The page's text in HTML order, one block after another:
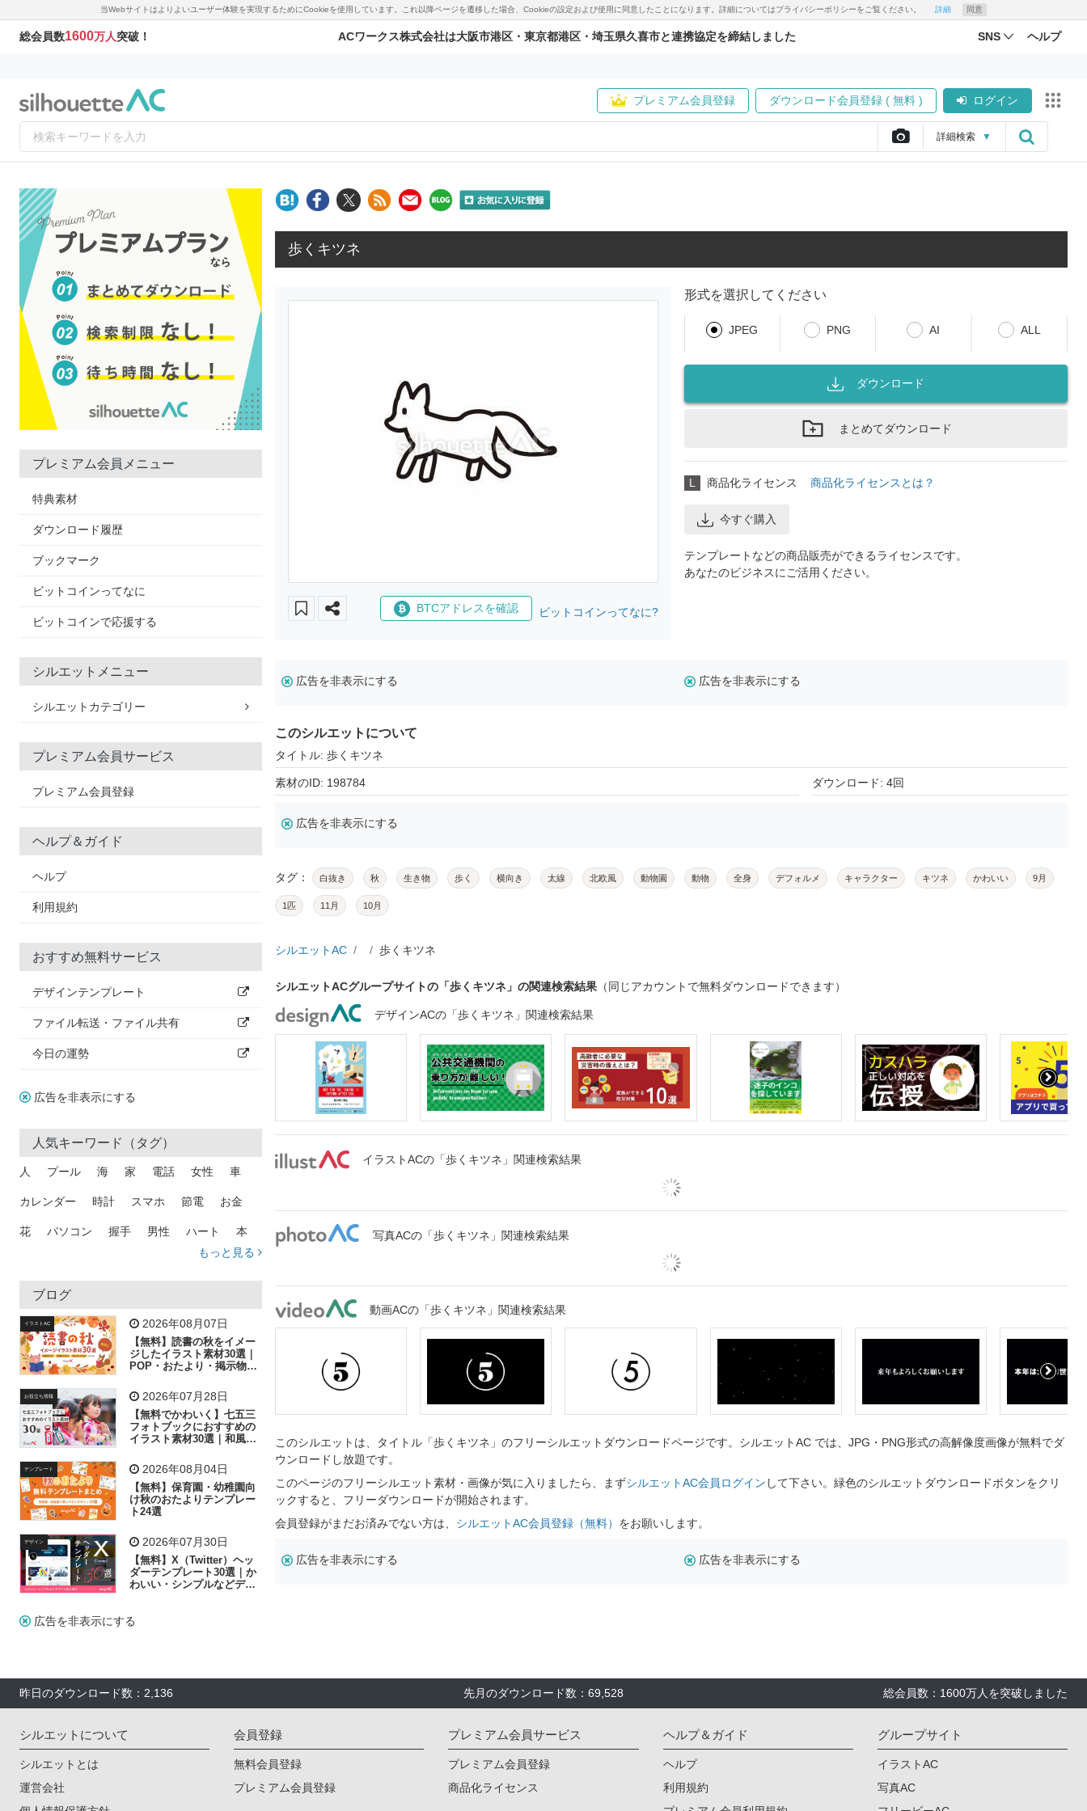
当Webサイトはよりよいユーザー体験を実現するためにCookieを使用しています。これ以降ページを遷移した場合、Cookieの設定および使用に同意したことになります。詳細についてはプライバシーポリシーをご覧ください。 詳細 同意
総会員数1600万人突破！ ACワークス株式会社は大阪市港区・東京都港区・埼玉県久喜市と連携協定を締結しました SNS ヘルプ
プレミアム会員登録 ダウンロード会員登録 ( 無料 ) ログイン
詳細検索 ▼
プレミアム会員メニュー
特典素材
ダウンロード履歴
ブックマーク
ビットコインってなに
ビットコインで応援する
シルエットメニュー
シルエットカテゴリー
プレミアム会員サービス
プレミアム会員登録
ヘルプ＆ガイド
ヘルプ
利用規約
おすすめ無料サービス
デザインテンプレート
ファイル転送・ファイル共有
今日の運勢
広告を非表示にする
人気キーワード（タグ）
人 プール 海 家 電話 女性 車
カレンダー 時計 スマホ 節電 お金
花 パソコン 握手 男性 ハート 本
トラック 木
吹き出し
飛行機 グラフ ビル 魚 家族 書類
歩く 工場 会社 太陽 キラキラ
子供 作業員 葉 相談 ピクトグラム
もっと見る
ブログ
イラストAC 2026年08月07日
【無料】読書の秋をイメー
ジしたイラスト素材30選｜
POP・おたより・掲示物に
お役立ち情報 2026年07月28日
【無料でかわいく】七五三
フォトブックにおすすめの
イラスト素材30選｜和風の
テンプレート 2026年08月04日
【無料】保育園・幼稚園向
け秋のおたよりテンプレー
ト24選
デザイン 2026年07月30日
【無料】X（Twitter）ヘッ
ダーテンプレート30選｜か
わいい・シンプルなどデザ
広告を非表示にする
歩くキツネ
BTCアドレスを確認 ビットコインってなに?
形式を選択してください
JPEG PNG AI ALL
ダウンロード
まとめてダウンロード
L 商品化ライセンス 商品化ライセンスとは？
今すぐ購入
テンプレートなどの商品販売ができるライセンスです。
あなたのビジネスにご活用ください。
広告を非表示にする 広告を非表示にする
このシルエットについて
タイトル: 歩くキツネ
素材のID: 198784 ダウンロード: 4回
広告を非表示にする
タグ： 白抜き 秋 生き物 歩く 横向き 太線 北欧風 動物園 動物 全身 デフォルメ キャラクター キツネ かわいい 9月
1匹 11月 10月
シルエットAC 歩くキツネ
シルエットACグループサイトの「歩くキツネ」の関連検索結果 （同じアカウントで無料ダウンロードできます）
デザインACの「歩くキツネ」関連検索結果
イラストACの「歩くキツネ」関連検索結果
写真ACの「歩くキツネ」関連検索結果
動画ACの「歩くキツネ」関連検索結果
このシルエットは、タイトル「歩くキツネ」のフリーシルエットダウンロードページです。シルエットAC では、JPG・PNG形式の高解像度画像が無料でダ
ウンロードし放題です。
このページのフリーシルエット素材・画像が気に入りましたら、まずシルエットAC会員ログイン して下さい。緑色のシルエットダウンロードボタンをクリ
ックすると、フリーダウンロードが開始されます。
会員登録がまだお済みでない方は、 シルエットAC会員登録（無料） をお願いします。
広告を非表示にする 広告を非表示にする
昨日のダウンロード数：2,136 先月のダウンロード数：69,528 総会員数：1600万人を突破しました
シルエットについて
シルエットとは
運営会社
会員登録
無料会員登録
プレミアム会員登録
プレミアム会員サービス
プレミアム会員登録
商品化ライセンス
ヘルプ＆ガイド
ヘルプ
利用規約
グループサイト
イラストAC
写真AC